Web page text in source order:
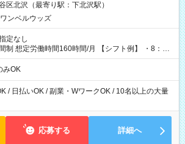
区北沢（最寄り駅：下北沢駅）
ンベルウッズ
定なし
労働時間160時間/月 【シフト例】 ・8：00
みOK
/ 日払いOK / 副業・WワークOK / 10名以上の大量
応募する 詳細へ